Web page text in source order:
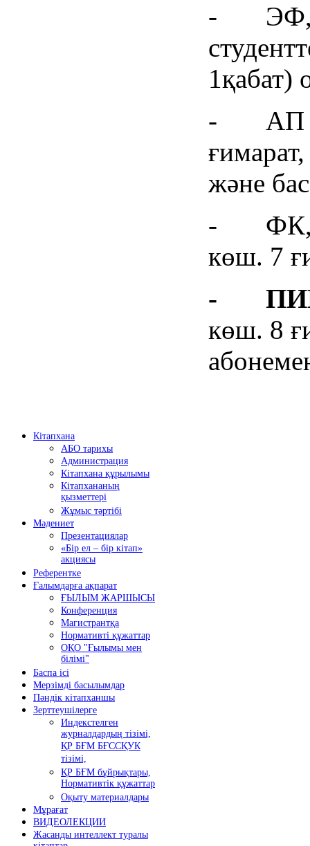
- ЭФ,
1қабат)
- АП
және
- ФК, ЕП
көш. 7
-
көш. 8
Кітапхана
АБО тарихы
Администрация
Кітапхана құрылымы
Кітапхананың
қызметтері
Жұмыс тәртібі
Мәдениет
Презентациялар
«Бір ел – бір кітап»
акциясы
Референтке
Ғалымдарға ақпарат
ҒЫЛЫМ ЖАРШЫСЫ
Конференция
Магистрантқа
Нормативті құжаттар
ОҚО "Ғылымы мен
білімі"
Баспа ісі
Мерзімді басылымдар
Пәндік кітапханшы
Зерттеушілерге
Индекстелген
журналдардың тізімі,
ҚР БҒМ БҒССҚУК
тізімі,
ҚР БҒМ бұйрықтары,
Нормативтік құжаттар
Оқыту материалдары
Мұрағат
ВИДЕОЛЕКЦИИ
Жасанды интеллект туралы